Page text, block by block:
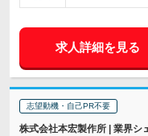
求人詳細を見る
志望動機・自己PR不要
株式会社本宏製作所 | 業界